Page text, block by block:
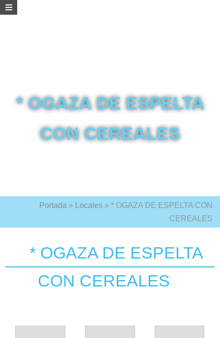
* OGAZA DE ESPELTA
CON CEREALES
Portada » Locales » * OGAZA DE ESPELTA CON
CEREALES
* OGAZA DE ESPELTA
CON CEREALES